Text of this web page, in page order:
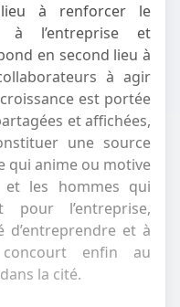
à renforcer le
à l’entreprise et
en second lieu à
à agir
est portée
et affichées,
une source
qui anime ou motive
et les hommes qui
pour l’entreprise,
et à
concourt enfin au
la cité.